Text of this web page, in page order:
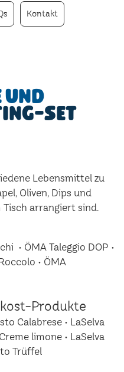
Kontakt
und
Set
• ÖMA Taleggio DOP •
• ÖMA
Produkte
Calabrese • LaSelva
limone • LaSelva
Trüffel